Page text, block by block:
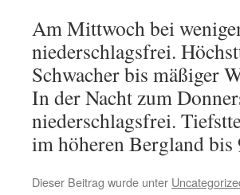
Am Mittwoch bei
niederschlagsfrei.
Schwacher bis mäßiger
In der Nacht zum
niederschlagsfrei.
im höheren Bergland bis
Dieser Beitrag wurde unter